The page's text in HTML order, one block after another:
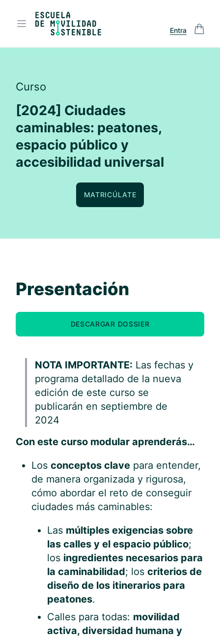
Entra
Curso
[2024] Ciudades
caminables: peatones,
espacio público y
accesibilidad universal
MATRICÚLATE
Presentación
DESCARGAR DOSSIER
NOTA IMPORTANTE: Las fechas y
programa detallado de la nueva
edición de este curso se
publicarán en septiembre de
2024
Con este curso modular aprenderás…
Los conceptos clave para entender,
de manera organizada y rigurosa,
cómo abordar el reto de conseguir
ciudades más caminables:
Las múltiples exigencias sobre
las calles y el espacio público;
los ingredientes necesarios para
la caminabilidad; los criterios de
diseño de los itinerarios para
peatones.
Calles para todas: movilidad
activa, diversidad humana y